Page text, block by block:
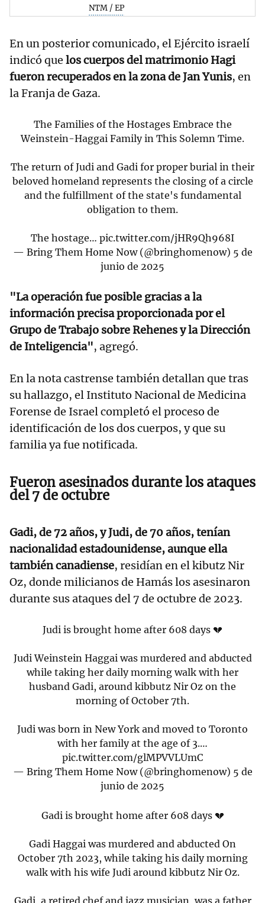
NTM / EP
En un posterior comunicado, el Ejército israelí
indicó que los cuerpos del matrimonio Hagi
fueron recuperados en la zona de Jan Yunis, en
la Franja de Gaza.
The Families of the Hostages Embrace the
Weinstein-Haggai Family in This Solemn Time.
The return of Judi and Gadi for proper burial in their
beloved homeland represents the closing of a circle
and the fulfillment of the state's fundamental
obligation to them.
The hostage… pic.twitter.com/jHR9Qh968I
— Bring Them Home Now (@bringhomenow) 5 de
junio de 2025
"La operación fue posible gracias a la
información precisa proporcionada por el
Grupo de Trabajo sobre Rehenes y la Dirección
de Inteligencia", agregó.
En la nota castrense también detallan que tras
su hallazgo, el Instituto Nacional de Medicina
Forense de Israel completó el proceso de
identificación de los dos cuerpos, y que su
familia ya fue notificada.
Fueron asesinados durante los ataques
del 7 de octubre
Gadi, de 72 años, y Judi, de 70 años, tenían
nacionalidad estadounidense, aunque ella
también canadiense, residían en el kibutz Nir
Oz, donde milicianos de Hamás los asesinaron
durante sus ataques del 7 de octubre de 2023.
Judi is brought home after 608 days 💔
Judi Weinstein Haggai was murdered and abducted
while taking her daily morning walk with her
husband Gadi, around kibbutz Nir Oz on the
morning of October 7th.
Judi was born in New York and moved to Toronto
with her family at the age of 3.…
pic.twitter.com/glMPVVLUmC
— Bring Them Home Now (@bringhomenow) 5 de
junio de 2025
Gadi is brought home after 608 days 💔
Gadi Haggai was murdered and abducted On
October 7th 2023, while taking his daily morning
walk with his wife Judi around kibbutz Nir Oz.
Gadi, a retired chef and jazz musician, was a father